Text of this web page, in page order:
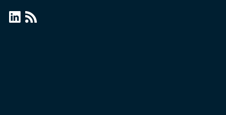
linkedin
Flux
RSS